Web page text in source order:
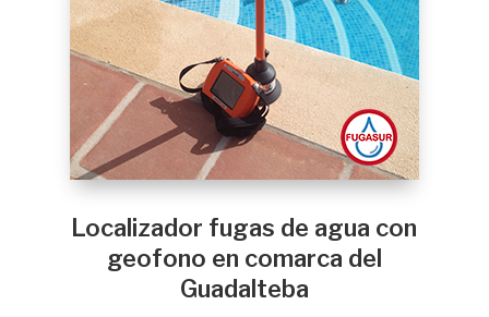
Localizador fugas de agua con
geofono en comarca del
Guadalteba